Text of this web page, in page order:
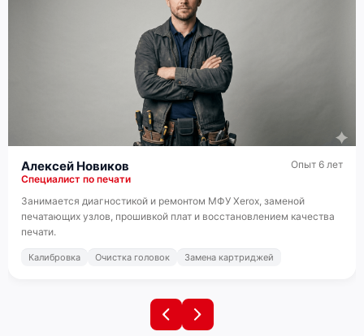
Алексей Новиков
Специалист по печати
Опыт 6 лет
Занимается диагностикой и ремонтом МФУ Xerox, заменой
печатающих узлов, прошивкой плат и восстановлением качества
печати.
Калибровка Очистка головок Замена картриджей